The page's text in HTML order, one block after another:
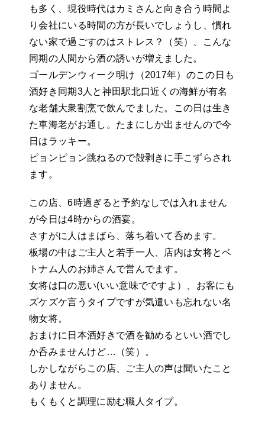
も多く、現役時代はカミさんと向き合う時間よ
り会社にいる時間の方が長いでしょうし、慣れ
ない家で過ごすのはストレス？（笑）、こんな
同期の人間から酒の誘いが増えました。
ゴールデンウィーク明け（2017年）のこの日も
酒好き同期3人と神田駅北口近くの海鮮が有名
な老舗大衆割烹で飲んでました。この日は生き
た車海老がお通し。たまにしか出ませんので今
日はラッキー。
ピョンピョン跳ねるので殻剥きに手こずらされ
ます。
この店、6時過ぎると予約なしでは入れません
が今日は4時からの酒宴。
さすがに人はまばら、落ち着いて呑めます。
板場の中はご主人と若手一人、店内は女将とベ
トナム人のお姉さんで営んでます。
女将は口の悪い(いい意味でですよ）、お客にも
ズケズケ言うタイプですが気遣いも忘れない名
物女将。
おまけに日本酒好きで酒を勧めるといい酒でし
か呑みませんけど…（笑）。
しかしながらこの店、ご主人の声は聞いたこと
ありません。
もくもくと調理に励む職人タイプ。